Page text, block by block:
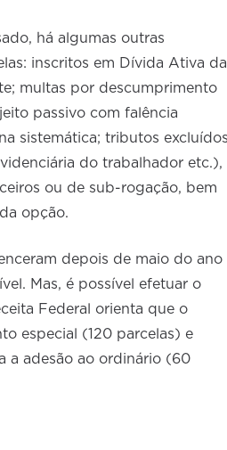
há algumas outras
inscritos em Dívida Ativa da
multas por descumprimento
passivo com falência
sistemática; tributos
do trabalhador etc.),
ou de sub-rogação, bem
opção.
depois de maio do ano
Mas, é possível efetuar o
Federal orienta que o
especial (120 parcelas) e
a adesão ao ordinário (60